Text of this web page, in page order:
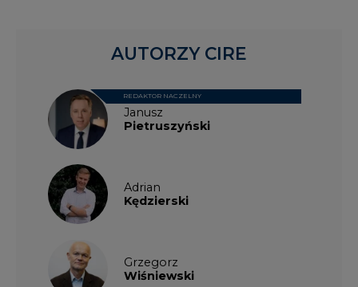
Janusz
Pietruszyński
REDAKTOR NACZELNY
Adrian
Kędzierski
Grzegorz
Wiśniewski
AUTORZY CIRE